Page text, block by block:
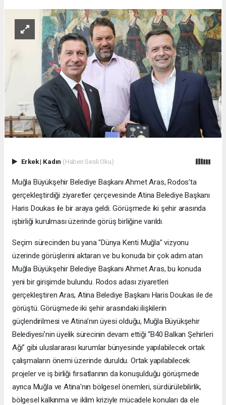
Erkek| Kadın (Haberi Sesli Oku)
Muğla Büyükşehir Belediye Başkanı Ahmet Aras, Rodos’ta
gerçekleştirdiği ziyaretler çerçevesinde Atina Belediye Başkanı
Haris Doukas ile bir araya geldi. Görüşmede iki şehir arasında
işbirliği kurulması üzerinde görüş birliğine varıldı.
Seçim sürecinden bu yana "Dünya Kenti Muğla" vizyonu
üzerinde görüşlerini aktaran ve bu konuda bir çok adım atan
Muğla Büyükşehir Belediye Başkanı Ahmet Aras, bu konuda
yeni bir girişimde bulundu. Rodos adası ziyaretleri
gerçekleştiren Aras, Atina Belediye Başkanı Haris Doukas ile de
görüştü. Görüşmede iki şehir arasındaki ilişkilerin
güçlendirilmesi ve Atina’nın üyesi olduğu, Muğla Büyükşehir
Belediyesi’nin üyelik sürecinin devam ettiği “B40 Balkan Şehirleri
Ağı” gibi uluslararası kurumlar bünyesinde yapılabilecek ortak
çalışmaların önemi üzerinde duruldu. Ortak yapılabilecek
projeler ve iş birliği fırsatlarının da konuşulduğu görüşmede
ayrıca Muğla ve Atina'nın bölgesel önemleri, sürdürülebilirlik,
bölgesel kalkınma ve iklim kriziyle mücadele konuları da ele